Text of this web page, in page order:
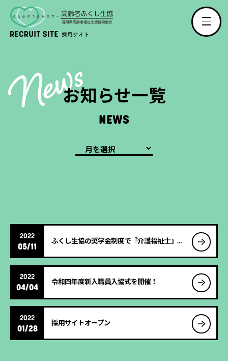
News
お知らせ一覧
NEWS
2022
05/11 ふくし生協の奨学金制度で『介護福祉士』を目指しませんか！
2022
04/04 令和四年度新入職員入協式を開催！
2022
01/28 採用サイトオープン